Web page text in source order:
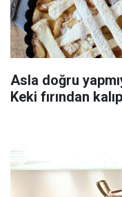
Asla doğru
Keki fırından